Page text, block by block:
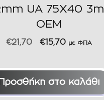
UA 75X40 3m
ΟΕΜ
€21,70
Original
€21,70.
€15,70Η
είναι:
με ΦΠΑ
Προσθήκη στο καλάθι